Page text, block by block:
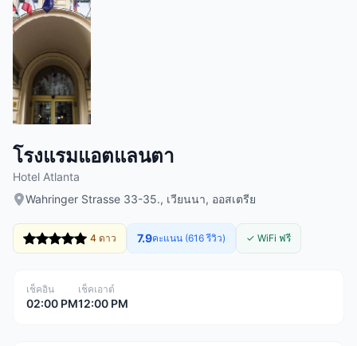
โรงแรมแอตแลนตา
Hotel Atlanta
Wahringer Strasse 33-35., เวียนนา, ออสเตรีย
4 ดาว 7.9คะแนน (616 รีวิว) ✓ WiFi ฟรี
เช็คอิน
02:00 PM
เช็คเอาต์
12:00 PM